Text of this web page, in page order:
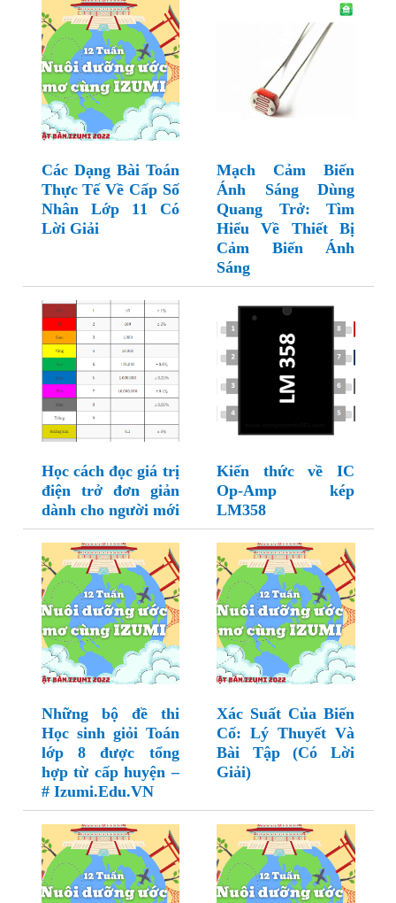
Các Dạng Bài Toán
Thực Tế Về Cấp Số
Nhân Lớp 11 Có
Lời Giải
Mạch Cảm Biến
Ánh Sáng Dùng
Quang Trở: Tìm
Hiểu Về Thiết Bị
Cảm Biến Ánh
Sáng
Học cách đọc giá trị
điện trở đơn giản
dành cho người mới
Kiến thức về IC
Op-Amp kép
LM358
Những bộ đề thi
Học sinh giỏi Toán
lớp 8 được tổng
hợp từ cấp huyện –
# Izumi.Edu.VN
Xác Suất Của Biến
Cố: Lý Thuyết Và
Bài Tập (Có Lời
Giải)